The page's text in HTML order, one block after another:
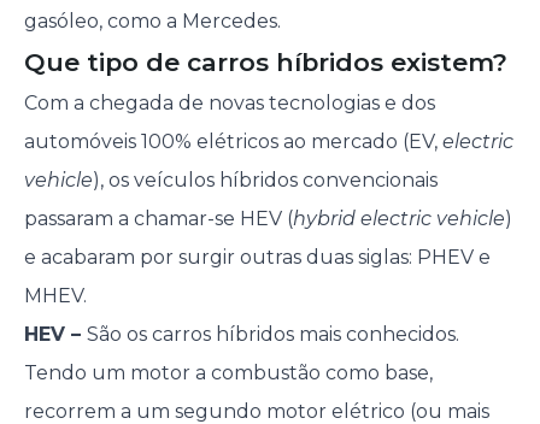
gasóleo, como a Mercedes.
Que tipo de carros híbridos existem?
Com a chegada de novas tecnologias e dos
automóveis 100% elétricos ao mercado (EV, electric
vehicle), os veículos híbridos convencionais
passaram a chamar-se HEV (hybrid electric vehicle)
e acabaram por surgir outras duas siglas: PHEV e
MHEV.
HEV – São os carros híbridos mais conhecidos.
Tendo um motor a combustão como base,
recorrem a um segundo motor elétrico (ou mais